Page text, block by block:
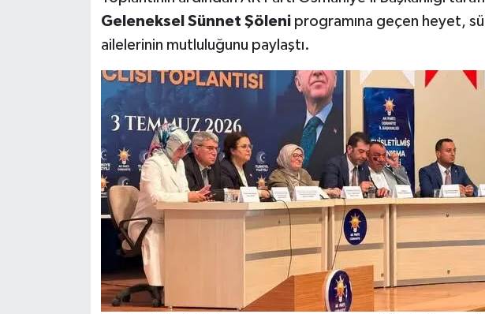
Geleneksel Sünnet Şöleniprogramına geçen heyet,
ailelerinin mutluluğunu paylaştı.